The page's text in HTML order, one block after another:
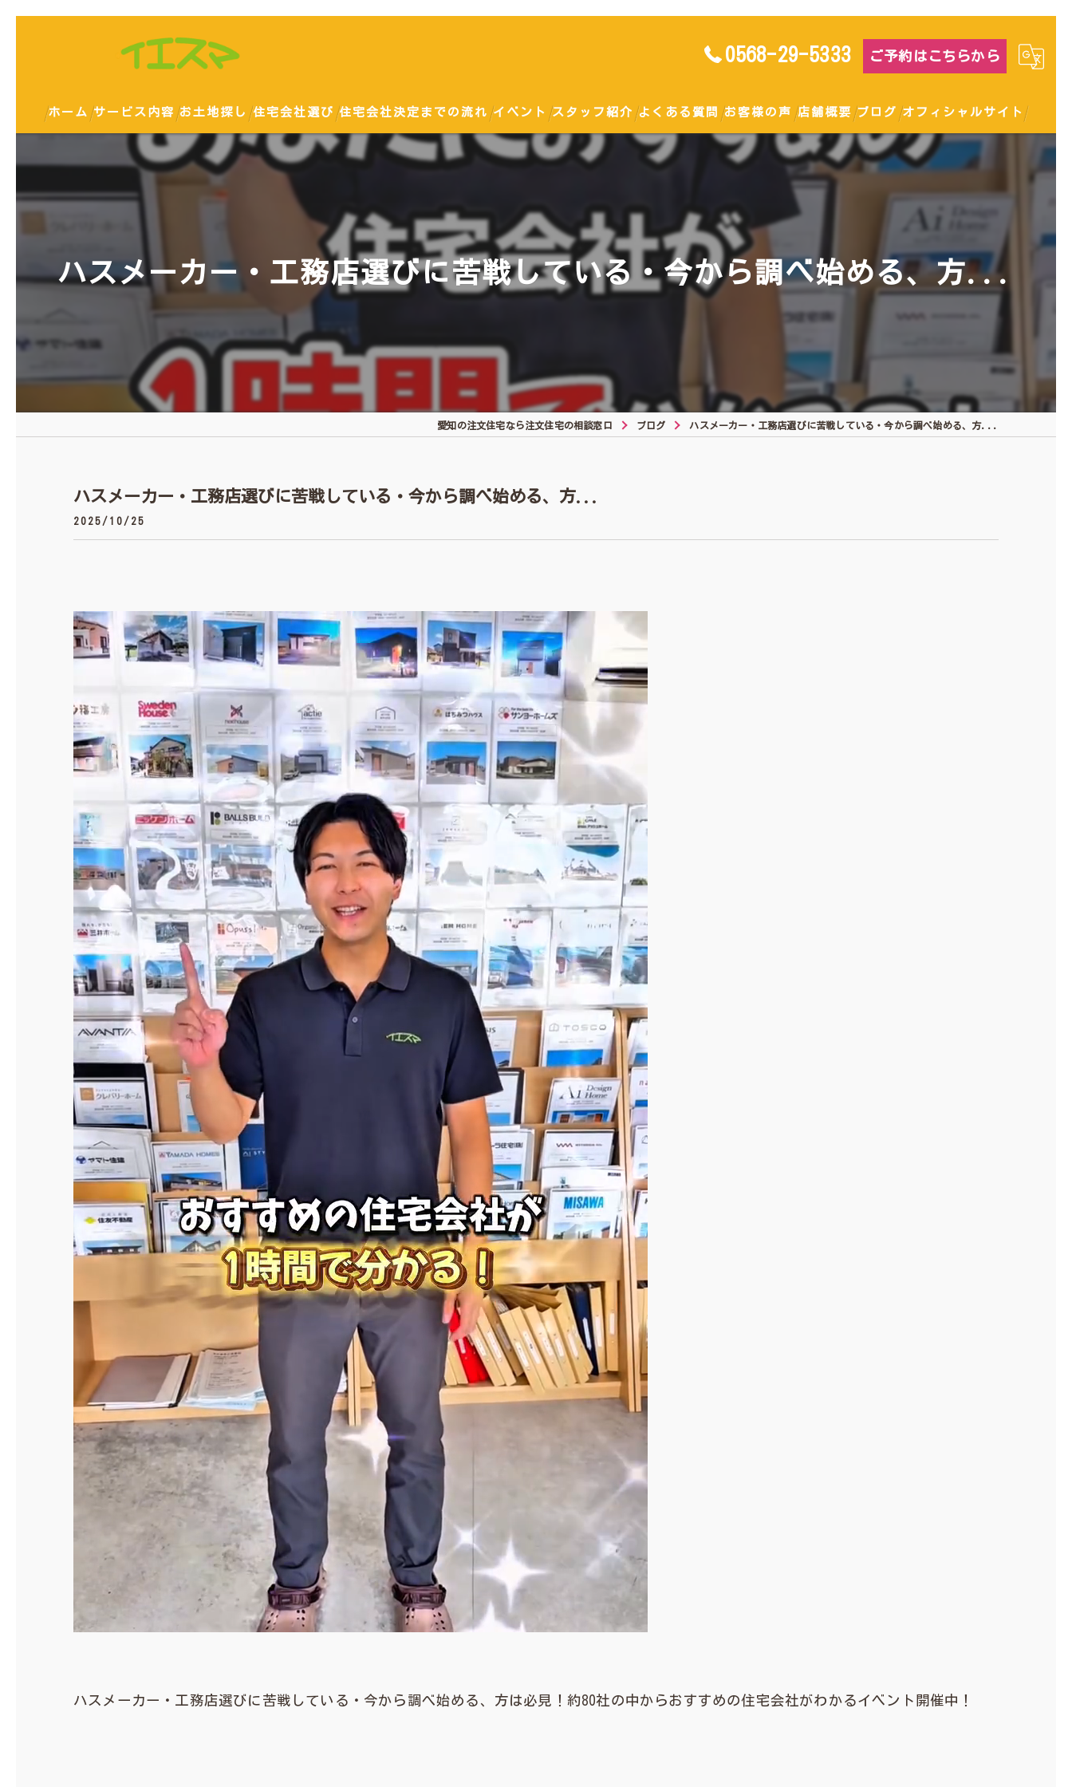
0568-29-5333 ご予約はこちらから
ホーム サービス内容 お土地探し 住宅会社選び 住宅会社決定までの流れ イベント
ハウスメーカー
戸建て
スタッフ紹介 よくある質問 お客様の声 店舗概要 ブログ オフィシャルサイト
ハスメーカー・工務店選びに苦戦している・今から調べ始める、方...
愛知の注文住宅なら注文住宅の相談窓口 ブログ ハスメーカー・工務店選びに苦戦している・今から調べ始める、方...
ハスメーカー・工務店選びに苦戦している・今から調べ始める、方...
2025/10/25
ハスメーカー・工務店選びに苦戦している・今から調べ始める、方は必見！約80社の中からおすすめの住宅会社がわかるイベント開催中！